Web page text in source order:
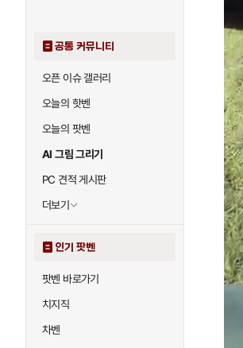
공통 커뮤니티
오픈 이슈 갤러리
오늘의 핫벤
오늘의 팟벤
AI 그림 그리기
PC 견적 게시판
더보기
인기 팟벤
팟벤 바로가기
치지직
차벤